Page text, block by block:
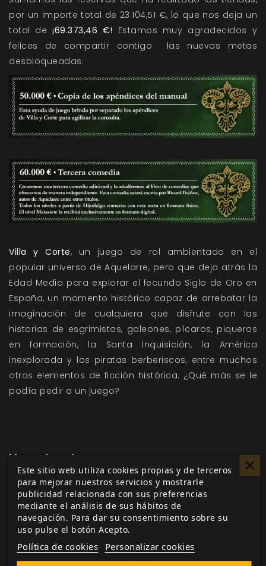
por un importe total de 23.104,51 €, lo que nos deja un
total de¡69.373,46 €! Estamos muy agradecidos y
felices de compartir contigo las nuevas metas
desbloqueadas:
Villa y Corte, un juego de rol ambientado en el
popular universo de Aquelarre, pero que deja atrás la
Edad Media para explorar el fecundo Siglo de Oro en
España, un momento histórico capaz de arrebatar la
imaginación de cualquiera que disfrute con las
historias de esgrimistas, galeones, pícaros, piqueros
en formación, la Santa Inquisición, la América
inexplorada y los piratas berberiscos, entre muchos
otros elementos de ficción histórica. ¿Qué más se le
podía pedir a un juego?
Me gusta esto
Etiquetas: Villa y Corte Aquelarre Antonio Polo
Ricard Ibáñez
Siglo de Oro
histórica alquimia esgrima monstruos
Este sitio web utiliza cookies propias y de terceros
para mejorar nuestros servicios y mostrarle
publicidad relacionada con sus preferencias
mediante el análisis de sus hábitos de
navegación. Para dar su consentimiento sobre su
uso pulse el botón Acepto.
Política de cookies Personalizar cookies